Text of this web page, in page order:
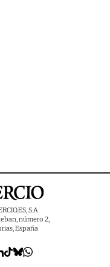
S.A
número 2,
España